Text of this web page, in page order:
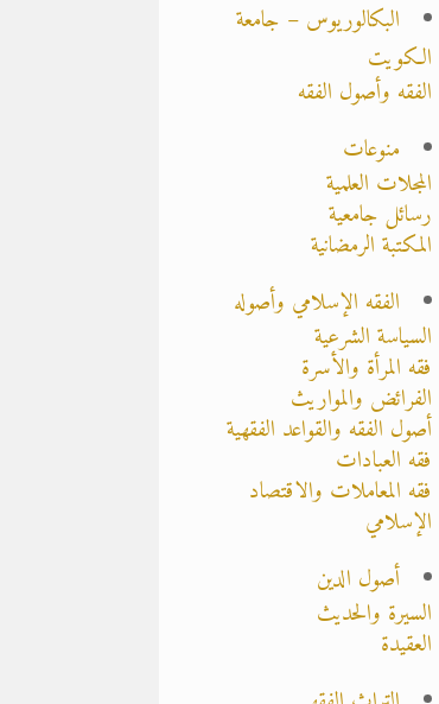
البكالوريوس – جامعة
الكويت
الفقه وأصول الفقه
منوعات
المجلات العلمية
رسائل جامعية
المكتبة الرمضانية
الفقه الإسلامي وأصوله
السياسة الشرعية
فقه المرأة والأسرة
الفرائض والمواريث
أصول الفقه والقواعد الفقهية
فقه العبادات
فقه المعاملات والاقتصاد
الإسلامي
أصول الدين
السيرة والحديث
العقيدة